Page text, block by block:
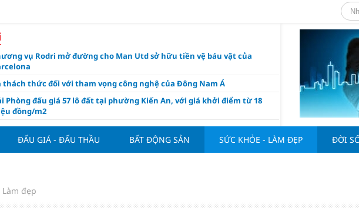
vụ Rodri mở đường cho Man Utd sở hữu tiền vệ báu vật của
thách thức đối với tham vọng công nghệ của Đông Nam Á
Phòng đấu giá 57 lô đất tại phường Kiến An, với giá khởi điểm từ 18
đồng/m2
xuất nghỉ 4 ngày liên tục dịp Ngày Văn hóa Việt Nam 2026
khóa” triển khai ESG thực chất
thiện quy định người nước ngoài sở hữu nhà ở
ĐẤU GIÁ - ĐẤU THẦU BẤT ĐỘNG SẢN SỨC KHỎE - LÀM ĐẸP ĐỜI
Làm đẹp